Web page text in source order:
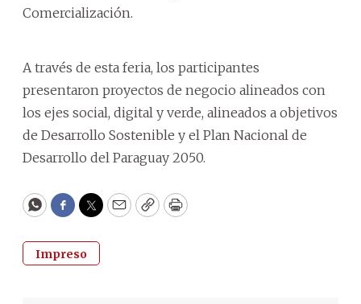
Comercialización.
A través de esta feria, los participantes
presentaron proyectos de negocio alineados con
los ejes social, digital y verde, alineados a objetivos
de Desarrollo Sostenible y el Plan Nacional de
Desarrollo del Paraguay 2050.
WhatsApp
Facebook
Twitter
EmailCopyPrint
Impreso